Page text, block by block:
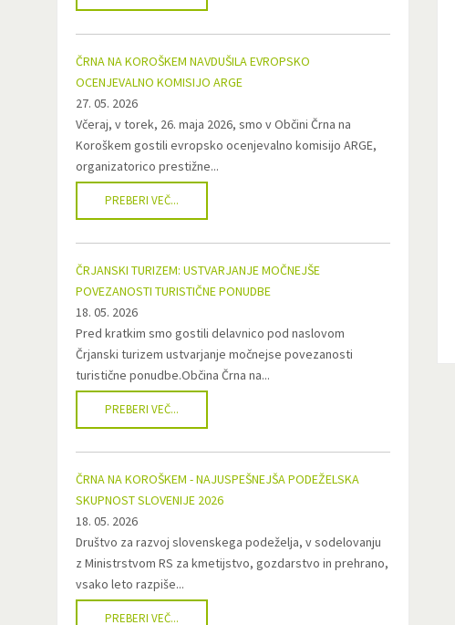
ČRNA NA KOROŠKEM NAVDUŠILA EVROPSKO
OCENJEVALNO KOMISIJO ARGE
27. 05. 2026
Včeraj, v torek, 26. maja 2026, smo v Občini Črna na
Koroškem gostili evropsko ocenjevalno komisijo ARGE,
organizatorico prestižne...
PREBERI VEČ...
ČRJANSKI TURIZEM: USTVARJANJE MOČNEJŠE
POVEZANOSTI TURISTIČNE PONUDBE
18. 05. 2026
Pred kratkim smo gostili delavnico pod naslovom
Črjanski turizem ustvarjanje močnejse povezanosti
turistične ponudbe.Občina Črna na...
PREBERI VEČ...
ČRNA NA KOROŠKEM - NAJUSPEŠNEJŠA PODEŽELSKA
SKUPNOST SLOVENIJE 2026
18. 05. 2026
Društvo za razvoj slovenskega podeželja, v sodelovanju
z Ministrstvom RS za kmetijstvo, gozdarstvo in prehrano,
vsako leto razpiše...
PREBERI VEČ...